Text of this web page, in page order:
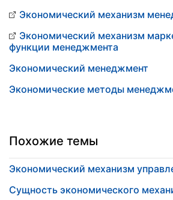
Экономический механизм
Экономический механизм
функции менеджмента
Экономический менеджмент
Экономические методы
Похожие темы
Экономический механизм
Сущность экономического